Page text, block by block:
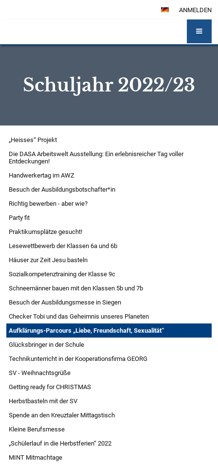
ANMELDEN
Schuljahr 2022/23
Schuljahr
2022/23
„Heisses“ Projekt
Die DASA Arbeitswelt Ausstellung: Ein erlebnisreicher Tag voller
Entdeckungen!
Handwerkertag im AWZ
Besuch der Ausbildungsbotschafter*in
Richtig bewerben - aber wie?
Party fit
Praktikumsplätze gesucht!
Lesewettbewerb der Klassen 6a und 6b
Häuser zur Zeit Jesu basteln
Sozialkompetenztraining der Klasse 9c
Schneemänner bauen mit den Klassen 5b und 7b
Besuch der Ausbildungsmesse in Siegen
Checker Tobi und das Geheimnis unseres Planeten
Aufklärungs-Parcours „Liebe, Freundschaft, Sexualität“
Glücksbringer in der Schule
Technikunterricht in der Kooperationsfirma GEORG
SV - Weihnachtsgrüße
Getting ready for CHRISTMAS
Herbstbasteln mit der SV
Spende an den Kreuztaler Mittagstisch
Kleine Berufsmesse
„Schülerlauf in die Herbstferien“ 2022
MINT Mitmachtage